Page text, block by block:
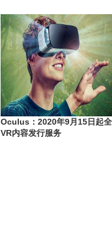
Oculus：2020年9月15日起
VR内容发行服务